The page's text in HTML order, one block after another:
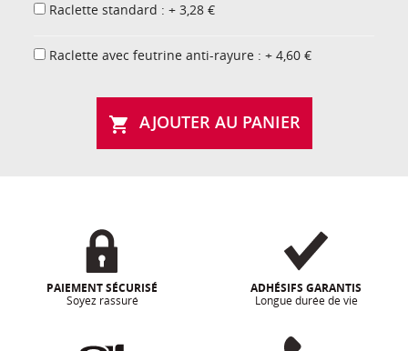
Raclette standard : + 3,28 €
Raclette avec feutrine anti-rayure : + 4,60 €
 AJOUTER AU PANIER
PAIEMENT SÉCURISÉ
Soyez rassuré
ADHÉSIFS GARANTIS
Longue durée de vie